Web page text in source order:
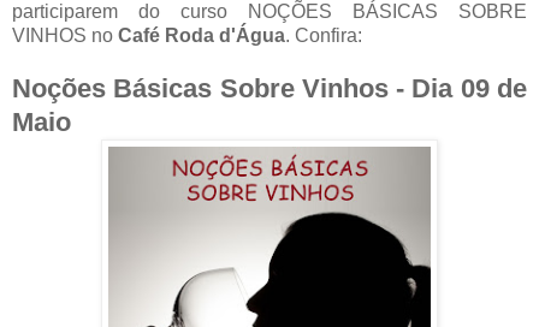
participarem do curso NOÇÕES BÁSICAS SOBRE
VINHOS no Café Roda d'Água. Confira:
Noções Básicas Sobre Vinhos - Dia 09 de
Maio